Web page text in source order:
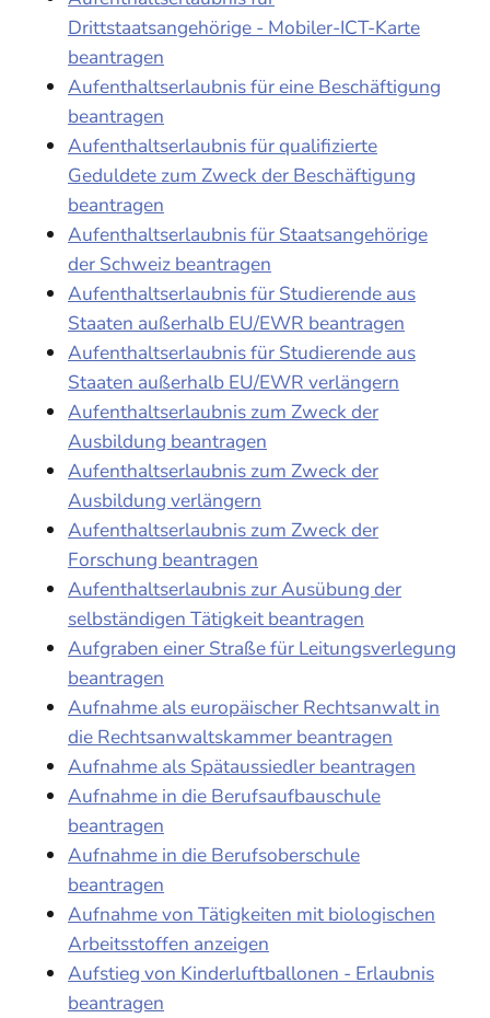
Drittstaatsangehörige - Mobiler-ICT-Karte
beantragen
Aufenthaltserlaubnis für eine Beschäftigung
beantragen
Aufenthaltserlaubnis für qualifizierte
Geduldete zum Zweck der Beschäftigung
beantragen
Aufenthaltserlaubnis für Staatsangehörige
der Schweiz beantragen
Aufenthaltserlaubnis für Studierende aus
Staaten außerhalb EU/EWR beantragen
Aufenthaltserlaubnis für Studierende aus
Staaten außerhalb EU/EWR verlängern
Aufenthaltserlaubnis zum Zweck der
Ausbildung beantragen
Aufenthaltserlaubnis zum Zweck der
Ausbildung verlängern
Aufenthaltserlaubnis zum Zweck der
Forschung beantragen
Aufenthaltserlaubnis zur Ausübung der
selbständigen Tätigkeit beantragen
Aufgraben einer Straße für Leitungsverlegung
beantragen
Aufnahme als europäischer Rechtsanwalt in
die Rechtsanwaltskammer beantragen
Aufnahme als Spätaussiedler beantragen
Aufnahme in die Berufsaufbauschule
beantragen
Aufnahme in die Berufsoberschule
beantragen
Aufnahme von Tätigkeiten mit biologischen
Arbeitsstoffen anzeigen
Aufstieg von Kinderluftballonen - Erlaubnis
beantragen